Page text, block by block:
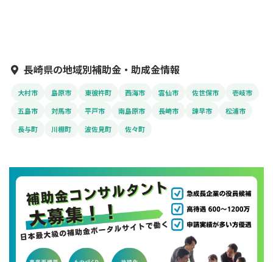
長崎県の地域別補助金・助成金情報
大村市 島原市 東彼杵町 西海市 雲仙市 佐世保市
壱岐市
五島市
対馬市 平戸市 南島原市 長崎市 諫早市
松浦市
長与町
川棚町 波佐見町 佐々町